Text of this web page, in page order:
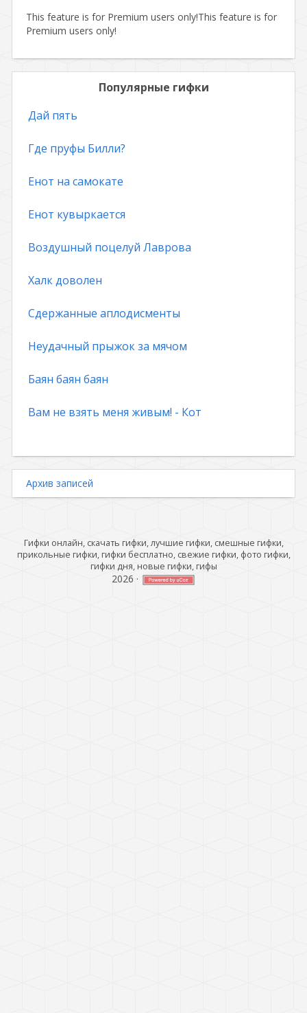
This feature is for Premium users only!This feature is for
Premium users only!
Популярные гифки
Дай пять
Где пруфы Билли?
Енот на самокате
Енот кувыркается
Воздушный поцелуй Лаврова
Халк доволен
Сдержанные аплодисменты
Неудачный прыжок за мячом
Баян баян баян
Вам не взять меня живым! - Кот
Архив записей
Гифки онлайн, скачать гифки, лучшие гифки, смешные гифки,
прикольные гифки, гифки бесплатно, свежие гифки, фото гифки,
гифки дня, новые гифки, гифы
2026 ·